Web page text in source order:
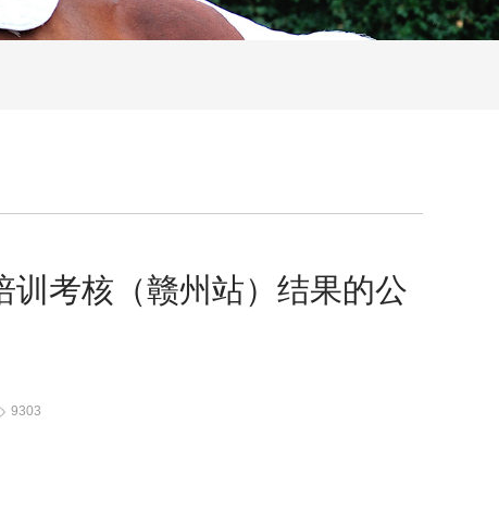
训考核（赣州站）结果的公
9303